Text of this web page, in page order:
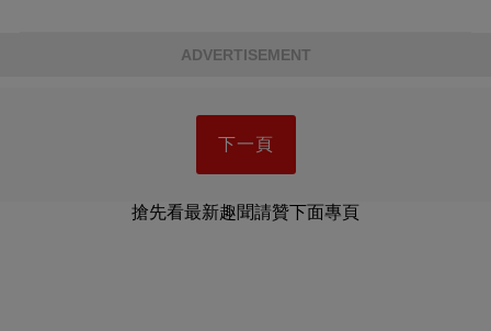
ADVERTISEMENT
下一頁
搶先看最新趣聞請贊下面專頁